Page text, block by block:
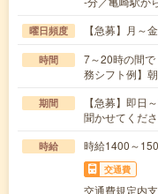
曜日頻度 【急募】月～
時間
7～20時の間
務シフト例
期間
【急募】即日
聞かせてくださ
時給 時給1400～
交通費
交通費規定内